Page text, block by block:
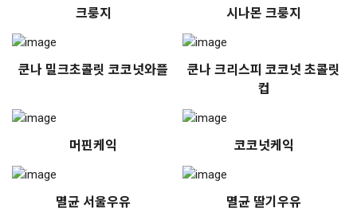
크룽지 시나몬 크룽지
쿤나 밀크초콜릿 코코넛와플
쿤나 크리스피 코코넛 초콜릿
컵
머핀케익 코코넛케익
멸균 서울우유 멸균 딸기우유